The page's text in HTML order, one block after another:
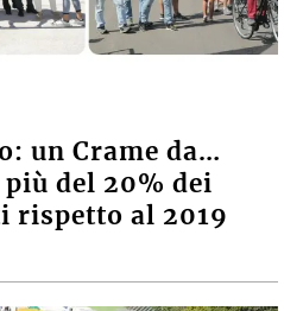
un Crame da…
del 20% dei
rispetto al 2019